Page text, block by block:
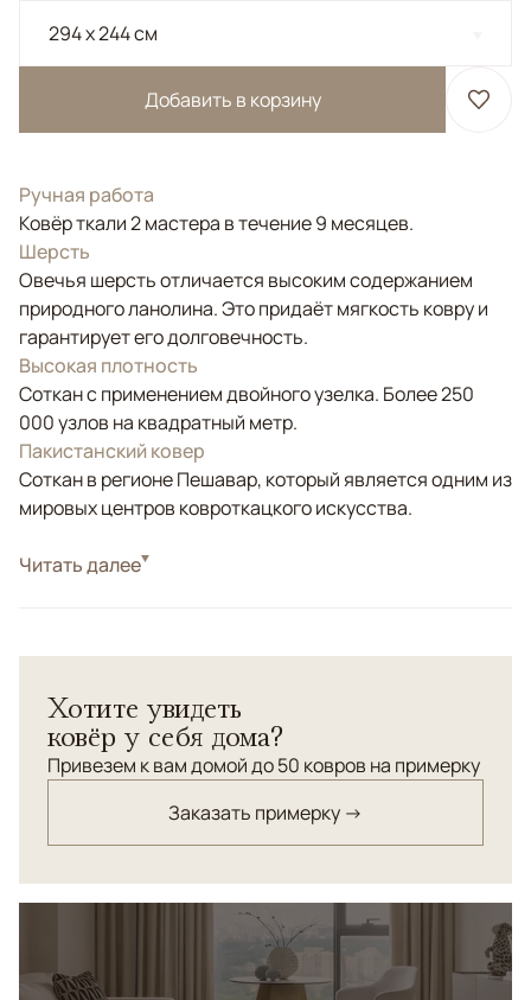
294 x 244 см
Добавить в корзину
Ручная работа
Ковёр ткали 2 мастера в течение 9 месяцев.
Шерсть
Овечья шерсть отличается высоким содержанием
природного ланолина. Это придаёт мягкость ковру и
гарантирует его долговечность.
Высокая плотность
Соткан с применением двойного узелка. Более 250
000 узлов на квадратный метр.
Пакистанский ковер
Соткан в регионе Пешавар, который является одним из
мировых центров ковроткацкого искусства.
СтильКлассические
Читать далее
Хотите увидеть
ковёр у себя дома?
Привезем к вам домой до 50 ковров на примерку
Заказать примерку →